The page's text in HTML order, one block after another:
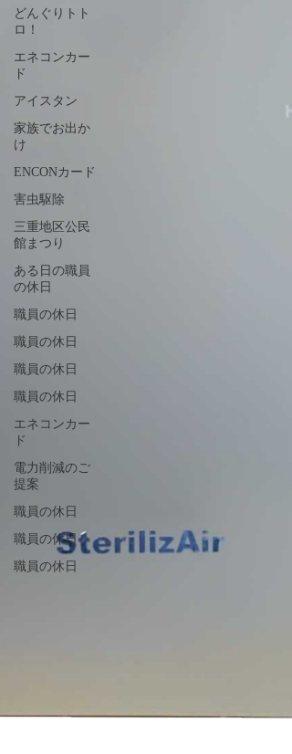
どんぐりトト
ロ！
エネコンカー
ド
アイスタン
家族でお出か
け
ENCONカード
害虫駆除
三重地区公民
館まつり
ある日の職員
の休日
職員の休日
職員の休日
職員の休日
職員の休日
エネコンカー
ド
電力削減のご
提案
職員の休日
職員の休日
職員の休日